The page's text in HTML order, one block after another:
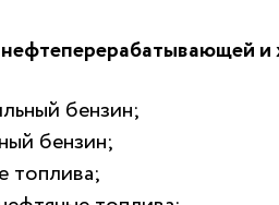
бензин;
бензин;
топлива;